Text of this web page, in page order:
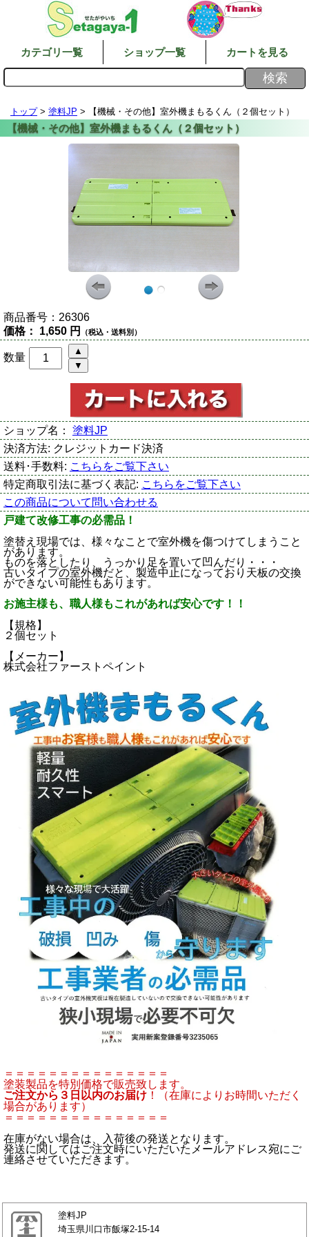
カテゴリ一覧 ショップ一覧 カートを見る
トップ> 塗料JP > 【機械・その他】室外機まもるくん（２個セット）
商品番号： 26306
価格： 1,650 円 （税込・送料別）
数量
ショップ名： 塗料JP
決済方法: クレジットカード決済
送料･手数料: こちらをご覧下さい
特定商取引法に基づく表記: こちらをご覧下さい
この商品について問い合わせる
戸建て改修工事の必需品！
塗替え現場では、様々なことで室外機を傷つけてしまうこと
があります。
ものを落としたり、うっかり足を置いて凹んだり・・・
古いタイプの室外機だと、製造中止になっており天板の交換
ができない可能性もあります。
お施主様も、職人様もこれがあれば安心です！！
【規格】
２個セット
【メーカー】
株式会社ファーストペイント
＝＝＝＝＝＝＝＝＝＝＝＝＝＝＝
塗装製品を特別価格で販売致します。
ご注文から３日以内のお届け ！（在庫によりお時間いただく
場合があります）
＝＝＝＝＝＝＝＝＝＝＝＝＝＝＝
在庫がない場合は、入荷後の発送となります。
発送に関してはご注文時にいただいたメールアドレス宛にご
連絡させていただきます。
塗料JP
埼玉県川口市飯塚2-15-14